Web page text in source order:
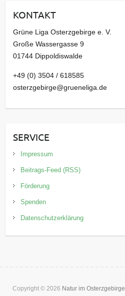
v
KONTAKT
Grüne Liga Osterzgebirge e. V.
Große Wassergasse 9
01744 Dippoldiswalde
+49 (0) 3504 / 618585
osterzgebirge@grueneliga.de
SERVICE
Impressum
Beitrags-Feed (RSS)
Förderung
Spenden
Datenschutzerklärung
Copyright © 2026 Natur im Osterzgebirge